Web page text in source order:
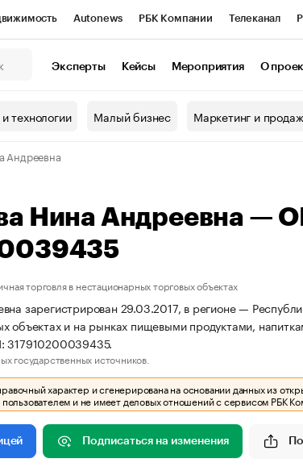
Autonews РБК Компании Телеканал
Эксперты Кейсы Мероприятия О
технологии Малый бизнес Маркетинг и
Андреевна
Нина Андреевна —
торговля в нестационарных торговых объектах
зарегистрирован 29.03.2017, в регионе —
объектах и на рынках пищевыми продуктами,
317910200039435.
государственных источников.
характер и сгенерирована на основании данных из
пользователем и не имеет деловых отношений с сервисом РБК
Подписаться на изменения